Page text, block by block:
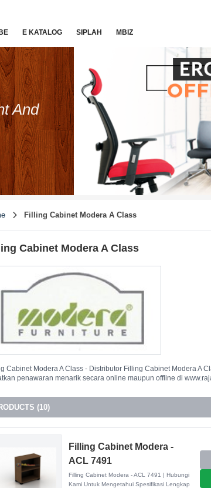
E KATALOG SIPLAH MBIZ
And
Filling Cabinet Modera A Class
Cabinet Modera A Class
Cabinet Modera A Class - Distributor Filling Cabinet Modera A
penawaran menarik secara online maupun offline di
(10)
Filling Cabinet Modera -
ACL 7491
Filling Cabinet Modera - ACL 7491 | Hubungi
Kami Untuk Mengetahui Spesifikasi Lengkap